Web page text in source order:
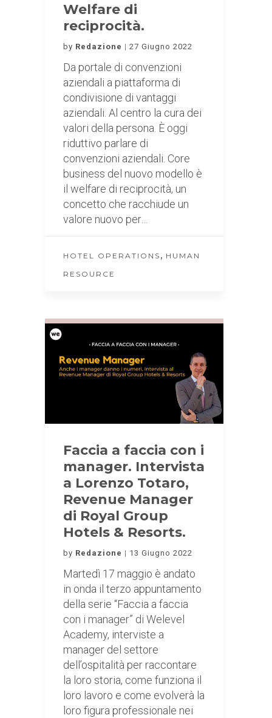
Welfare di
reciprocità.
by Redazione 27 Giugno 2022
Da portale di convenzioni
aziendali a piattaforma di
condivisione di vantaggi
aziendali. Al centro la cura dei
valori della persona. È oggi
riduttivo parlare di
convenzioni aziendali. Core
business del nuovo modello è
il welfare di reciprocità, un
concetto che racchiude un
valore nuovo per…
HOTEL OPERATIONS , HUMAN
RESOURCE
Faccia a faccia con i
manager. Intervista
a Lorenzo Totaro,
Revenue Manager
di Royal Group
Hotels & Resorts.
by Redazione 13 Giugno 2022
Martedì 17 maggio è andato
in onda il terzo appuntamento
della serie “Faccia a faccia
con i manager” di Welevel
Academy, interviste a
manager del settore
dell’ospitalità per raccontare
la loro storia, come funziona il
loro lavoro e come evolverà la
loro figura professionale nei